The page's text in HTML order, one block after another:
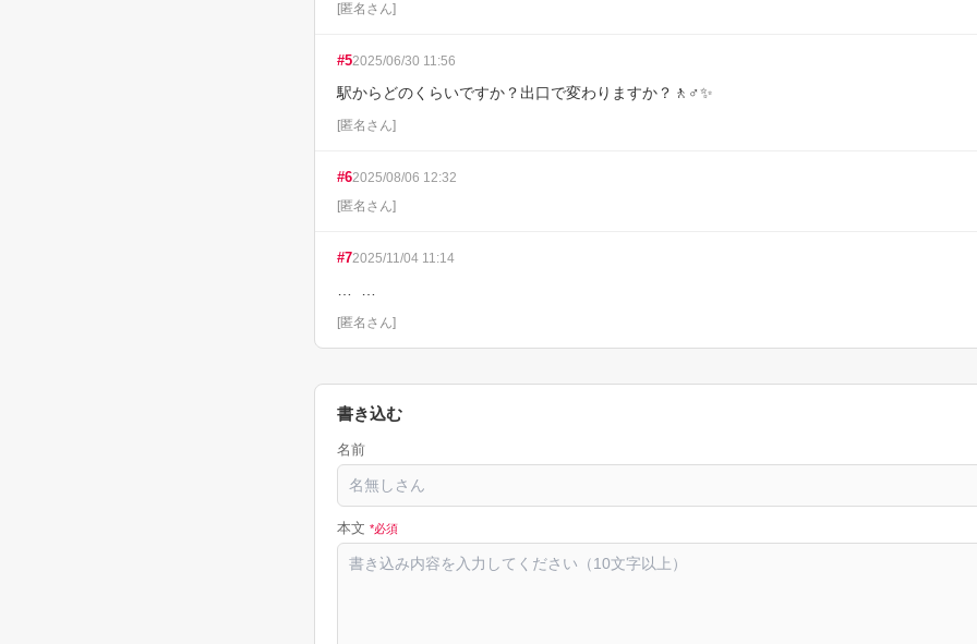
[匿名さん]
#52025/06/30 11:56
駅からどのくらいですか？出口で変わりますか？🚶♂️✨
[匿名さん]
#62025/08/06 12:32
[匿名さん]
#72025/11/04 11:14
[匿名さん]
書き込む
名前
本文 *必須